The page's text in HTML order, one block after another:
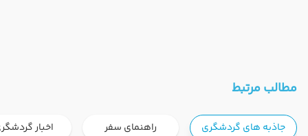
مطالب مرتبط
جاذبه های گردشگری راهنمای سفر اخبار